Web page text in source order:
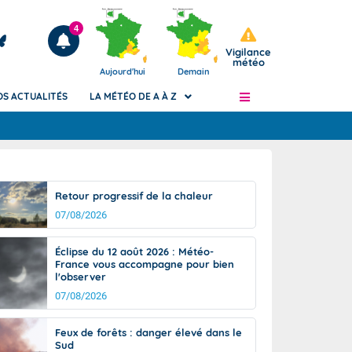
Articles
4
Aujourd'hui Demain
Vigilance
météo
de
Phénomènes dangereux de J+2 à J+7
Avertissement pluies intenses à l'échelle
des communes (Apic)
Bulletins Marine
Bulletins d'estimation du risque
d'avalanche
Météo des forêts
Vigicrues
ACTUALITÉS LA MÉTÉO DE A À Z
Retour progressif de la chaleur
07/08/2026
Éclipse du 12 août 2026 : Météo-
France vous accompagne pour bien
l'observer
07/08/2026
Feux de forêts : danger élevé dans le
Sud